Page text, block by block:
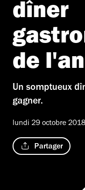
dîner
de
Un somptueux
gagner.
lundi 29 octobre 2018
Partager